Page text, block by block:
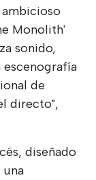
Monolith'
sonido,
escenografía
de
directo",
diseñado
una